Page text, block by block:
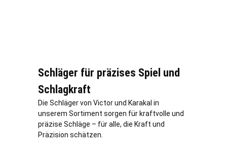
Schläger für präzises Spiel und
Schlagkraft
Die Schläger von Victor und Karakal in
unserem Sortiment sorgen für kraftvolle und
präzise Schläge – für alle, die Kraft und
Präzision schätzen.